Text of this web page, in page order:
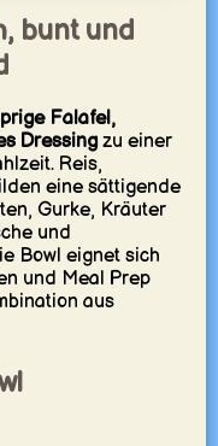
bunt und
Falafel,
Dressingzu einer
Reis,
eine sättigende
Gurke, Kräuter
und
Bowl eignet sich
und Meal Prep
aus